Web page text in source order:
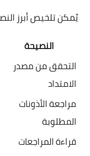
يُمكن تلخيص أبرز
النصيحة
التحقق من مصدر
الامتداد
مراجعة الأذونات
المطلوبة
قراءة المراجعات